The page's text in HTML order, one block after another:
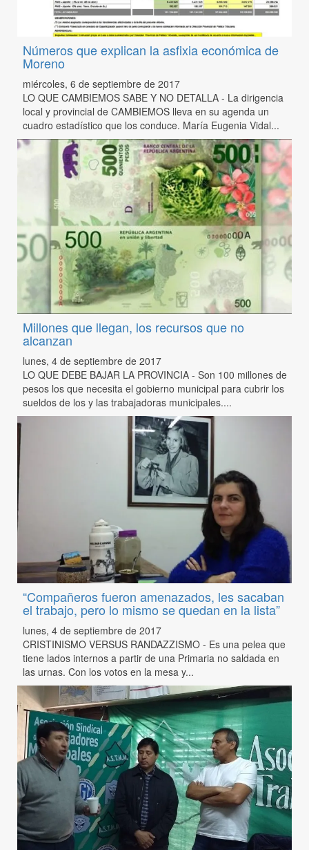
Números que explican la asfixia económica de
Moreno
miércoles, 6 de septiembre de 2017
LO QUE CAMBIEMOS SABE Y NO DETALLA - La dirigencia
local y provincial de CAMBIEMOS lleva en su agenda un
cuadro estadístico que los conduce. María Eugenia Vidal...
Millones que llegan, los recursos que no
alcanzan
lunes, 4 de septiembre de 2017
LO QUE DEBE BAJAR LA PROVINCIA - Son 100 millones de
pesos los que necesita el gobierno municipal para cubrir los
sueldos de los y las trabajadoras municipales....
“Compañeros fueron amenazados, les sacaban
el trabajo, pero lo mismo se quedan en la lista”
lunes, 4 de septiembre de 2017
CRISTINISMO VERSUS RANDAZZISMO - Es una pelea que
tiene lados internos a partir de una Primaria no saldada en
las urnas. Con los votos en la mesa y...